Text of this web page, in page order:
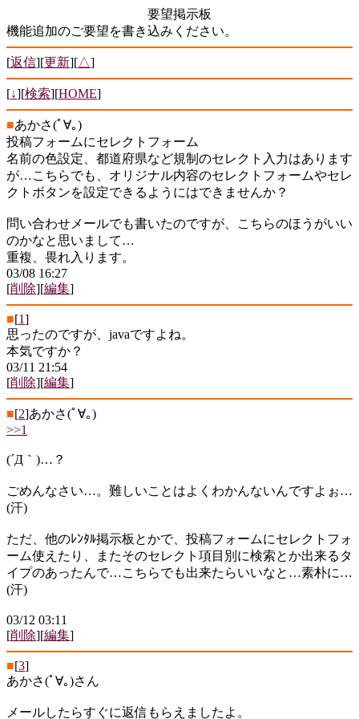
要望掲示板
機能追加のご要望を書き込みください。
[返信][更新][△]
[↓][検索][HOME]
■あかさ(ﾟ∀｡)
投稿フォームにセレクトフォーム
名前の色設定、都道府県など規制のセレクト入力はあります
が…こちらでも、オリジナル内容のセレクトフォームやセレ
クトボタンを設定できるようにはできませんか？
問い合わせメールでも書いたのですが、こちらのほうがいい
のかなと思いまして…
重複、畏れ入ります。
03/08 16:27
[削除][編集]
■[1]
思ったのですが、javaですよね。
本気ですか？
03/11 21:54
[削除][編集]
■[2]あかさ(ﾟ∀｡)
>>1
(´Д｀)…？
ごめんなさい…。難しいことはよくわかんないんですよぉ…
(汗)
ただ、他のﾚﾝﾀﾙ掲示板とかで、投稿フォームにセレクトフォ
ーム使えたり、またそのセレクト項目別に検索とか出来るタ
イプのあったんで…こちらでも出来たらいいなと…素朴に…
(汗)
03/12 03:11
[削除][編集]
■[3]
あかさ(ﾟ∀｡)さん
メールしたらすぐに返信もらえましたよ。